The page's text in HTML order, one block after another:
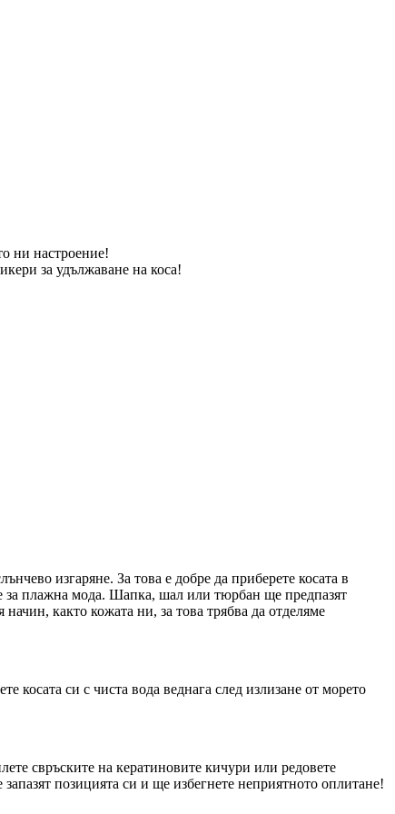
ни настроение!
за удължаване на коса!
изгаряне. За това е добре да приберете косата в
за плажна мода. Шапка, шал или тюрбан ще предпазят
както кожата ни, за това трябва да отделяме
косата си с чиста вода веднага след излизане от морето
свръските на кератиновите кичури или редовете
позицията си и ще избегнете неприятното оплитане!